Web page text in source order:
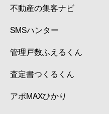
不動産の集客ナビ
SMSハンター
管理戸数ふえるくん
査定書つくるくん
アポMAXひかり